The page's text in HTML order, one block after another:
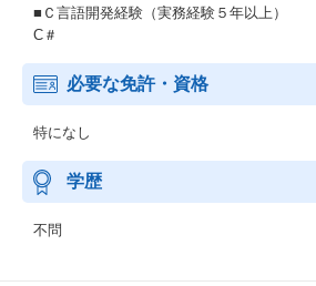
■Ｃ言語開発経験（実務経験５年以上）
C＃
必要な免許・資格
特になし
学歴
不問